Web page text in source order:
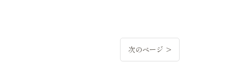
次のページ >